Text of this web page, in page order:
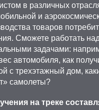
в различных
и
товаров
Сможете работать над
задачами:
автомобиля, как
с трехэтажный дом,
самолеты?
на треке